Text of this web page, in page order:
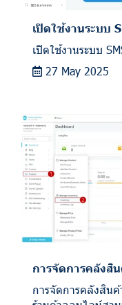
เปิดใช้งานระบบ
เปิดใช้งานระบบ
27 May 2025
การจัดการคลังสิ
การจัดการคลังสิน